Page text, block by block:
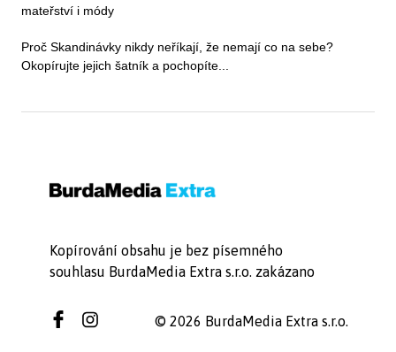
mateřství i módy
Proč Skandinávky nikdy neříkají, že nemají co na sebe?
Okopírujte jejich šatník a pochopíte...
Kopírování obsahu je bez písemného
souhlasu BurdaMedia Extra s.r.o. zakázano
© 2026 BurdaMedia Extra s.r.o.